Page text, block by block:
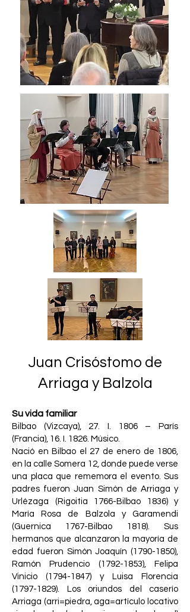
Juan Crisóstomo de
Arriaga y Balzola
Su vida familiar
Bilbao (Vizcaya), 27. I. 1806 – París
(Francia), 16. I. 1826. Músico.
Nació en Bilbao el 27 de enero de 1806,
en la calle Somera 12, donde puede verse
una placa que rememora el evento. Sus
padres fueron Juan Simón de Arriaga y
Urlézaga (Rigoitia 1766-Bilbao 1836) y
María Rosa de Balzola y Garamendi
(Guernica 1767-Bilbao 1818). Sus
hermanos que alcanzaron la mayoría de
edad fueron Simón Joaquín (1790-1850),
Ramón Prudencio (1792-1853), Felipa
Vinicio (1794-1847) y Luisa Florencia
(1797-1829). Los oriundos del caserío
Arriaga (arri=piedra, aga=artículo locativo